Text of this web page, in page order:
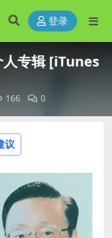
登录
人专辑 [iTunes
166 0
议